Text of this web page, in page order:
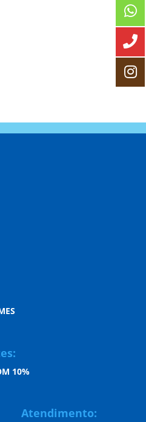
10%
Atendimento: